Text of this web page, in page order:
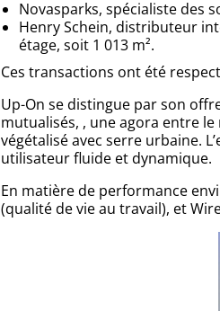
Novasparks, spécialiste des
Henry Schein, distributeur
étage, soit 1 013 m².
Ces transactions ont été
Up-On se distingue par son
mutualisés, , une agora entre
végétalisé avec serre urbaine.
utilisateur fluide et dynamique.
En matière de performance
(qualité de vie au travail), et